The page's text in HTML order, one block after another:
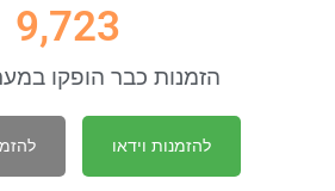
הזמנות כבר הופקו
9,723
להזמנות וידאו